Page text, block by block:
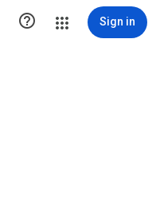
 Sign in